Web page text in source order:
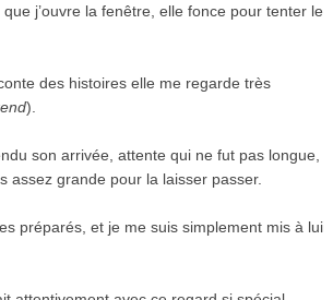
j’ouvre la fenêtre, elle fonce pour tenter le
des histoires elle me regarde très
).
son arrivée, attente qui ne fut pas longue,
assez grande pour la laisser passer.
préparés, et je me suis simplement mis à lui